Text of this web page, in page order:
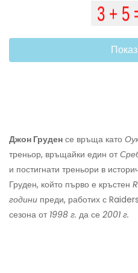
Джон Груден се връща като
треньор, връщайки един от
и постигнати треньори в
Груден, който първо е кръстен
години преди, работих с
сезона от 1998 г. да се 2001 г.